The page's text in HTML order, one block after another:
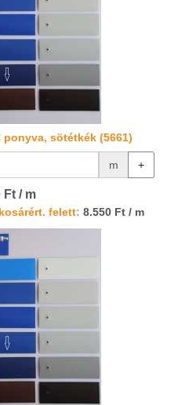
sötétkék (5661)
m +
Ft / m
felett: 8.550 Ft / m